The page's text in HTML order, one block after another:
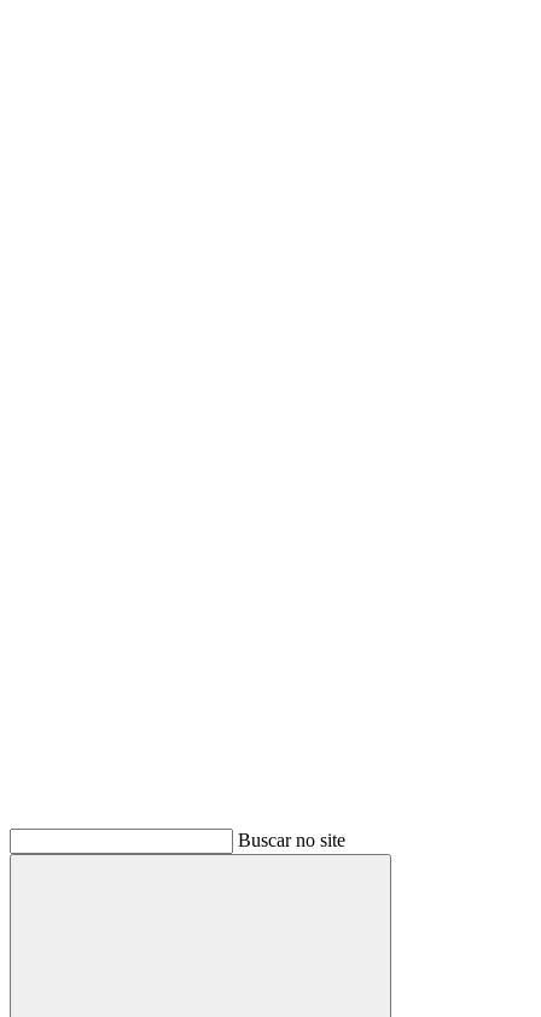
Buscar no site